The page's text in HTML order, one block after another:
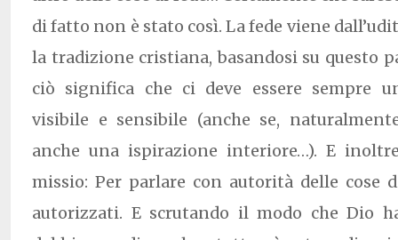
di fatto non è stato così. La fede viene
la tradizione cristiana, basandosi su questo
ciò significa che ci deve essere sempre
visibile e sensibile (anche se,
anche una ispirazione interiore…). E
missio: Per parlare con autorità delle cose
autorizzati. E scrutando il modo che Dio